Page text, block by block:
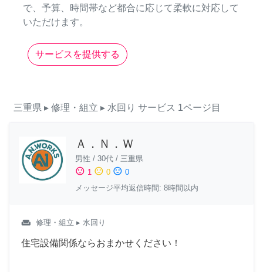
で、予算、時間帯など都合に応じて柔軟に対応して
いただけます。
サービスを提供する
三重県 ▸ 修理・組立 ▸ 水回り サービス 1ページ目
Ａ．Ｎ．Ｗ
男性 / 30代 / 三重県
sentiment_satisfied 1 sentiment_neutral 0 sentiment_dissatisfied 0
メッセージ平均返信時間: 8時間以内
weekend 修理・組立 ▸ 水回り
住宅設備関係ならおまかせください！